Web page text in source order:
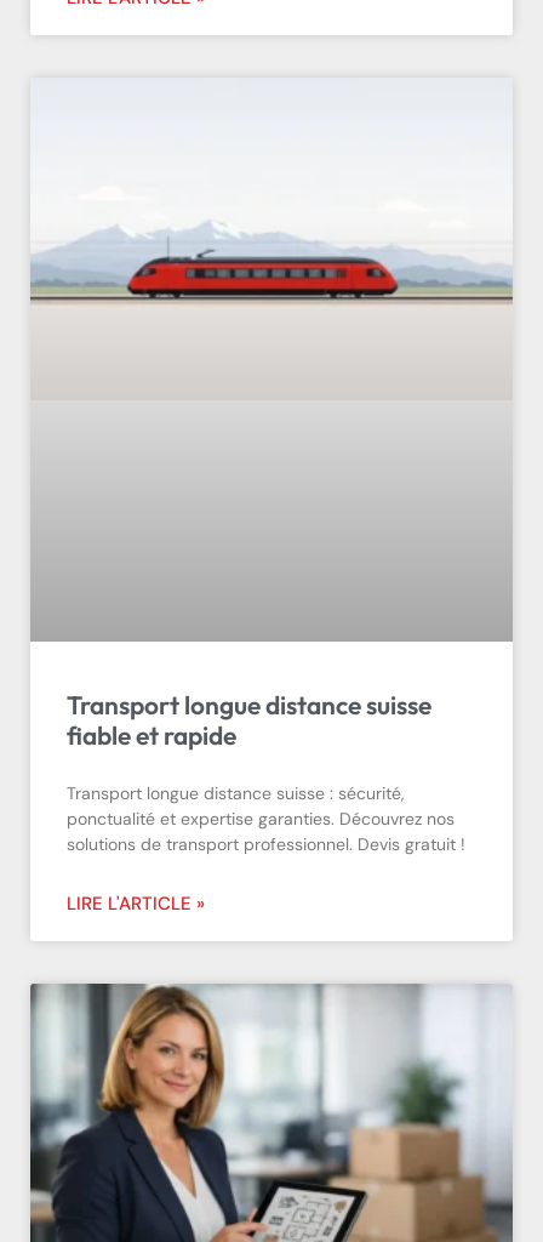
Transport longue distance suisse
fiable et rapide
Transport longue distance suisse : sécurité,
ponctualité et expertise garanties. Découvrez nos
solutions de transport professionnel. Devis gratuit !
LIRE L'ARTICLE »